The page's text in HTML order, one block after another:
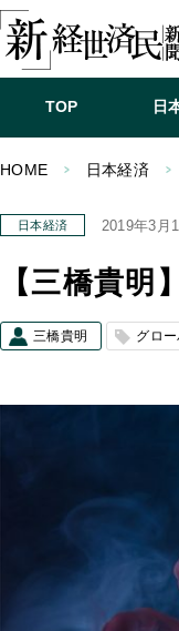
TOP 日
HOME 日本経済
日本経済 2019年3月
【三橋貴明
三橋貴明 グロ